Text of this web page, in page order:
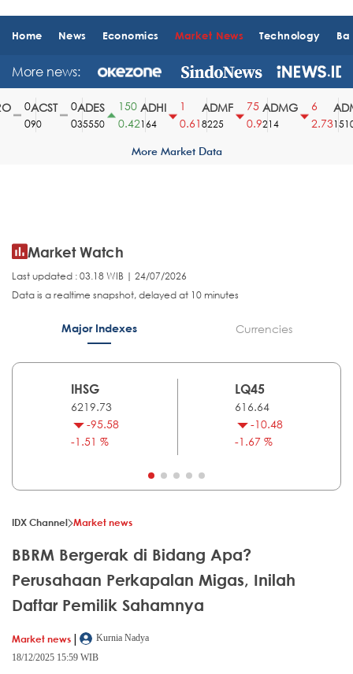
Home News Economics Market News Technology
More news:
ACST
90
ADES
35550
150
0.42
ADHI
164
0.61
ADMF
8225
75
0.9
ADMG
214
2.731510
More Market Data
Market Watch
Last updated : 03.18 WIB | 24/07/2026
Data is a realtime snapshot, delayed at 10 minutes
Major Indexes Currencies
IHSG
6219.73
-95.58
-1.51 %
LQ45
616.64
-10.48
-1.67 %
IDX Channel Market news
BBRM Bergerak di Bidang Apa?
Perusahaan Perkapalan Migas, Inilah
Daftar Pemilik Sahamnya
Market news |
Kurnia Nadya
18/12/2025 15:59 WIB